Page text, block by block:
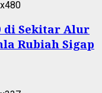
di Sekitar Alur
Rubiah Sigap